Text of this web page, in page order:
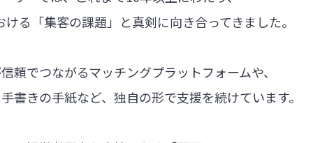
る「集客の課題」と真剣に向き合ってきました。
頼でつながるマッチングプラットフォームや、
書きの手紙など、独自の形で支援を続けています。